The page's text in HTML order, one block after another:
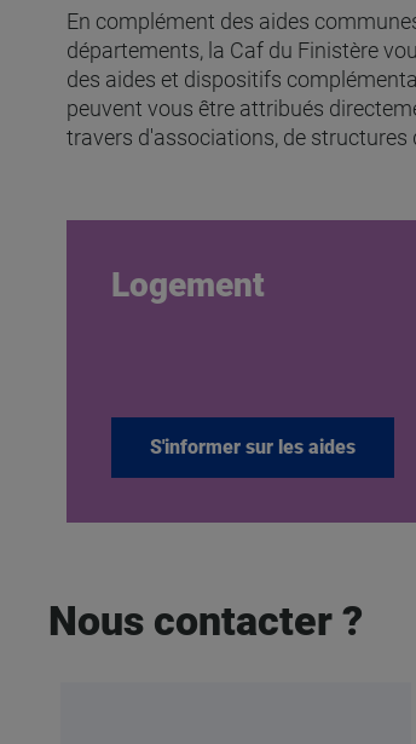
En complément des aides
départements, la Caf du Finistère
des aides et dispositifs
peuvent vous être attribués
travers d'associations, de structures
Logement
S'informer sur les aides
Nous contacter ?